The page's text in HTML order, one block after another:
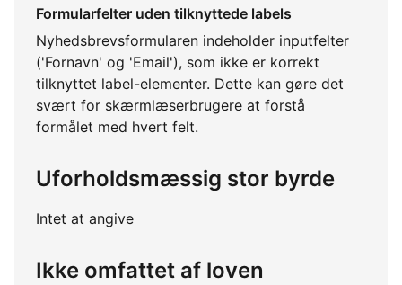
Formularfelter uden tilknyttede labels
Nyhedsbrevsformularen indeholder inputfelter
('Fornavn' og 'Email'), som ikke er korrekt
tilknyttet label-elementer. Dette kan gøre det
svært for skærmlæserbrugere at forstå
formålet med hvert felt.
Uforholdsmæssig stor byrde
Intet at angive
Ikke omfattet af loven